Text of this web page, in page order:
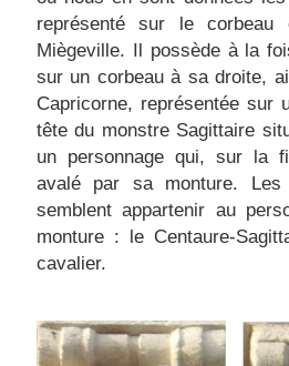
représenté sur lecorbeau
Miègeville. Il possède à la
sur un corbeau à sa droite,
Capricorne, représentée sur
tête du monstre Sagittaire
un personnage qui, sur la
avalé par sa monture.
semblent appartenir au
monture : le Centaure-
cavalier.